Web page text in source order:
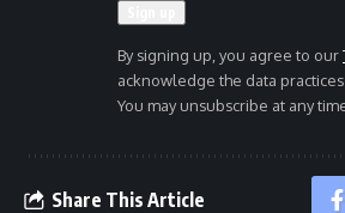
By signing up, you agree to our
acknowledge the data
You may unsubscribe at any
Share This Article